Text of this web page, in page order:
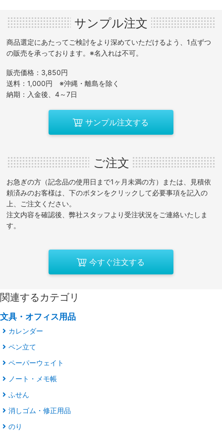
サンプル注文
商品選定にあたってご検討をより深めていただけるよう、1点ずつ
の販売を承っております。※名入れは不可。
販売価格：3,850円
送料：1,000円 ※沖縄・離島を除く
納期：入金後、4～7日
サンプル注文する
ご注文
お急ぎの方（記念品の使用日まで1ヶ月未満の方）または、見積依
頼済みのお客様は、下のボタンをクリックして必要事項を記入の
上、ご注文ください。
注文内容を確認後、弊社スタッフより受注状況をご連絡いたしま
す。
今すぐ注文する
関連するカテゴリ
文具・オフィス用品
カレンダー
ペン立て
ペーパーウェイト
ノート・メモ帳
ふせん
消しゴム・修正用品
のり